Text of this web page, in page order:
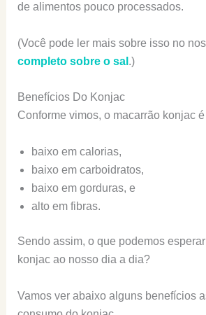
de alimentos pouco processados.
(Você pode ler mais sobre isso no
completo sobre o sal .)
Benefícios Do Konjac
Conforme vimos, o macarrão konjac
baixo em calorias,
baixo em carboidratos,
baixo em gorduras, e
alto em fibras.
Sendo assim, o que podemos
konjac ao nosso dia a dia?
Vamos ver abaixo alguns benefícios